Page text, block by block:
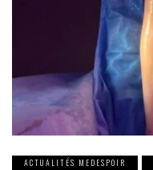
ACTUALITÉS MEDESPOIR